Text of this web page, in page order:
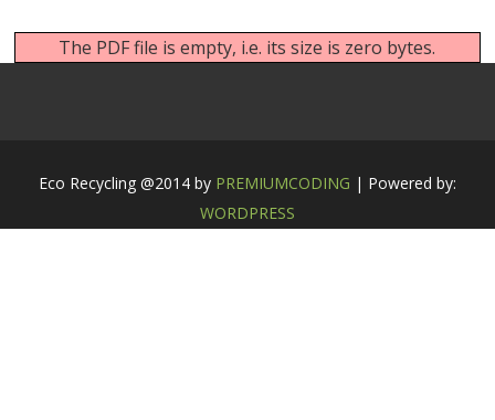
The PDF file is empty, i.e. its size is zero bytes.
Eco Recycling @2014 by PREMIUMCODING | Powered by:
WORDPRESS